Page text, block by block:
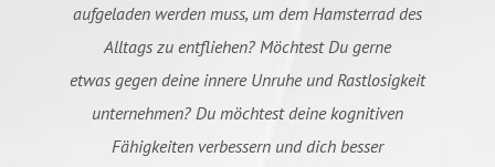
aufgeladen werden muss, um dem Hamsterrad des
Alltags zu entfliehen? Möchtest Du gerne
etwas gegen deine innere Unruhe und Rastlosigkeit
unternehmen? Du möchtest deine kognitiven
Fähigkeiten verbessern und dich besser